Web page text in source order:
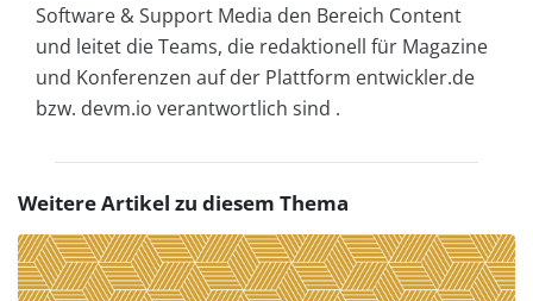
Software & Support Media den Bereich Content
und leitet die Teams, die redaktionell für Magazine
und Konferenzen auf der Plattform entwickler.de
bzw. devm.io verantwortlich sind .
Weitere Artikel zu diesem Thema